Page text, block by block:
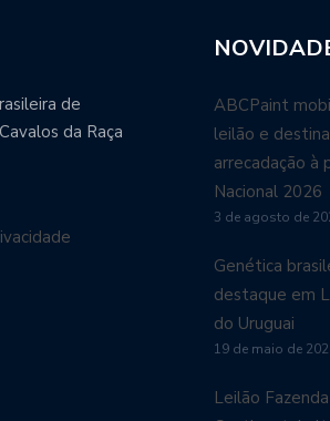
de
da Raça
ABCPaint
leilão e
arrecadação à
Nacional 2026
3 de agosto de
Genética
destaque em
do Uruguai
19 de maio de
Leilão